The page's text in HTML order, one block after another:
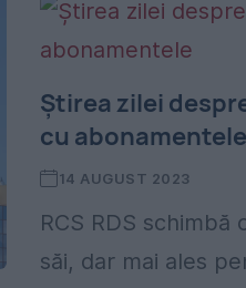
Știrea zilei
cu abonamentele
14 AUGUST 2023
RCS RDS
săi, dar mai ales